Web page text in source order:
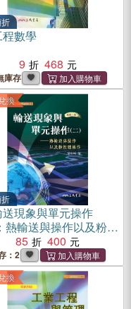
數學
9
468
庫存
換
現象與單元操作
熱輸送與操作以及粉粒
85 400
：2
換